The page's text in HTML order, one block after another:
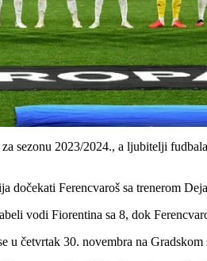
sezonu 2023/2024., a ljubitelji
Ferencvaroš sa trenerom
vodi Fiorentina sa 8, dok
četvrtak 30. novembra na